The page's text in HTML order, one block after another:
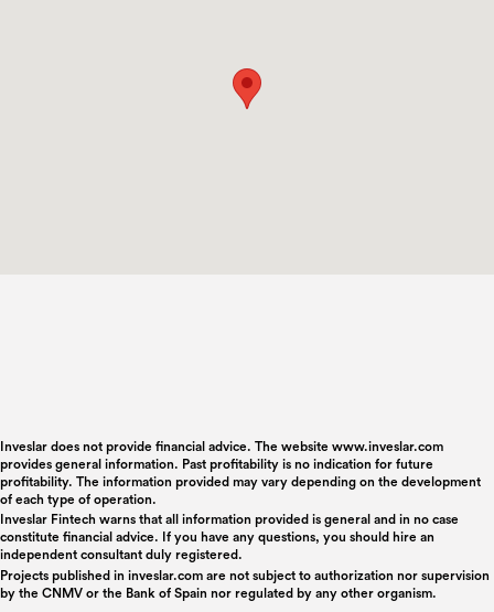
Inveslar does not provide financial advice. The website www.inveslar.com
provides general information. Past profitability is no indication for future
profitability. The information provided may vary depending on the development
of each type of operation.
Inveslar Fintech warns that all information provided is general and in no case
constitute financial advice. If you have any questions, you should hire an
independent consultant duly registered.
Projects published in inveslar.com are not subject to authorization nor supervision
by the CNMV or the Bank of Spain nor regulated by any other organism.